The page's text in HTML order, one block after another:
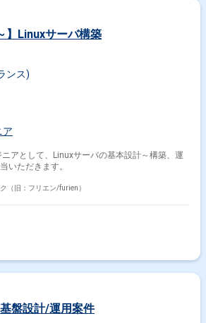
】Linuxサーバ構築
ンス)
ア
アとして、Linuxサーバの基本設計～構築、運
いただきます。
（旧：フリエン/furien）
盤設計/運用案件